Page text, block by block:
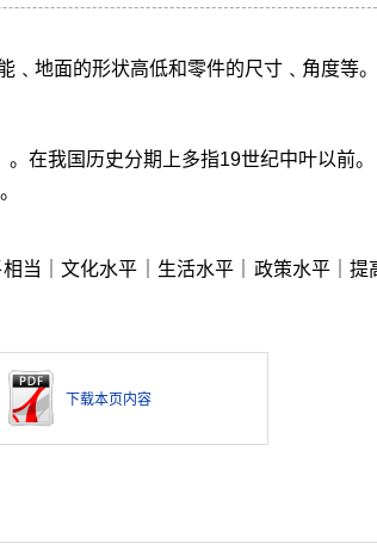
地面的形状高低和零件的尺寸﹑角度等。
在我国历史分期上多指19世纪中叶以前。
当｜文化水平｜生活水平｜政策水平｜提
下载本页内容